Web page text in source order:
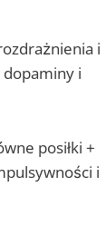
i
dopaminy i
posiłki +
i